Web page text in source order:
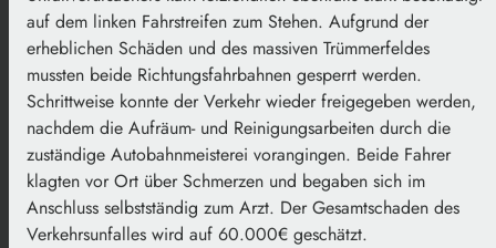
auf dem linken Fahrstreifen zum Stehen. Aufgrund der
erheblichen Schäden und des massiven Trümmerfeldes
mussten beide Richtungsfahrbahnen gesperrt werden.
Schrittweise konnte der Verkehr wieder freigegeben werden,
nachdem die Aufräum- und Reinigungsarbeiten durch die
zuständige Autobahnmeisterei vorangingen. Beide Fahrer
klagten vor Ort über Schmerzen und begaben sich im
Anschluss selbstständig zum Arzt. Der Gesamtschaden des
Verkehrsunfalles wird auf 60.000€ geschätzt.